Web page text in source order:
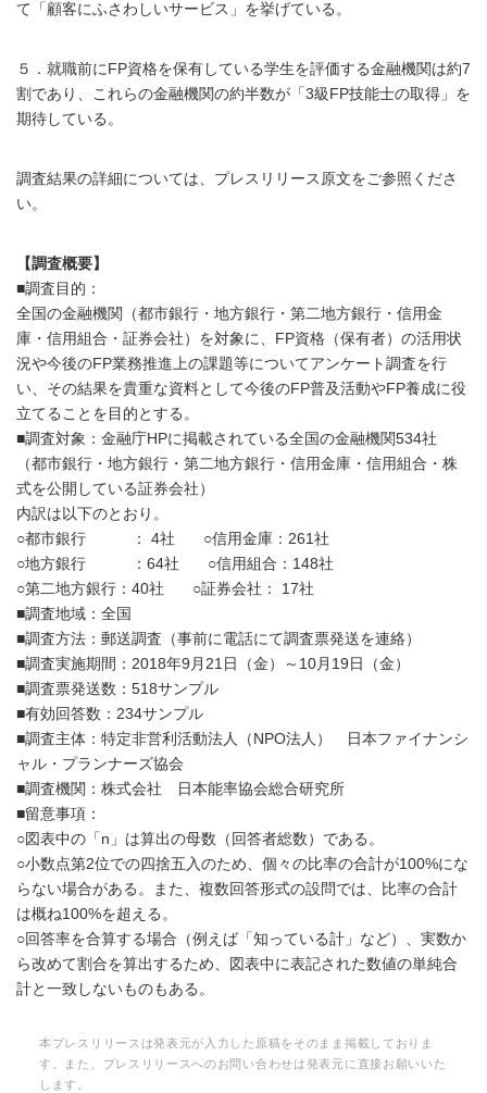
て「顧客にふさわしいサービス」を挙げている。
５．就職前にFP資格を保有している学生を評価する金融機関は約7
割であり、これらの金融機関の約半数が「3級FP技能士の取得」を
期待している。
調査結果の詳細については、プレスリリース原文をご参照くださ
い。
【調査概要】
■調査目的：
全国の金融機関（都市銀行・地方銀行・第二地方銀行・信用金
庫・信用組合・証券会社）を対象に、FP資格（保有者）の活用状
況や今後のFP業務推進上の課題等についてアンケート調査を行
い、その結果を貴重な資料として今後のFP普及活動やFP養成に役
立てることを目的とする。
■調査対象：金融庁HPに掲載されている全国の金融機関534社
（都市銀行・地方銀行・第二地方銀行・信用金庫・信用組合・株
式を公開している証券会社）
内訳は以下のとおり。
○都市銀行 ： 4社 ○信用金庫：261社
○地方銀行 ：64社 ○信用組合：148社
○第二地方銀行：40社 ○証券会社： 17社
■調査地域：全国
■調査方法：郵送調査（事前に電話にて調査票発送を連絡）
■調査実施期間：2018年9月21日（金）～10月19日（金）
■調査票発送数：518サンプル
■有効回答数：234サンプル
■調査主体：特定非営利活動法人（NPO法人） 日本ファイナンシ
ャル・プランナーズ協会
■調査機関：株式会社 日本能率協会総合研究所
■留意事項：
○図表中の「n」は算出の母数（回答者総数）である。
○小数点第2位での四捨五入のため、個々の比率の合計が100%にな
らない場合がある。また、複数回答形式の設問では、比率の合計
は概ね100%を超える。
○回答率を合算する場合（例えば「知っている計」など）、実数か
ら改めて割合を算出するため、図表中に表記された数値の単純合
計と一致しないものもある。
本プレスリリースは発表元が入力した原稿をそのまま掲載しておりま
す。また、プレスリリースへのお問い合わせは発表元に直接お願いいた
します。